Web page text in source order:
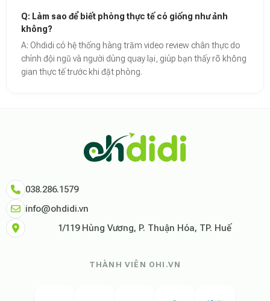
Q: Làm sao để biết phòng thực tế có giống như ảnh
không?
A: Ohdidi có hệ thống hàng trăm video review chân thực do
chính đội ngũ và người dùng quay lại, giúp bạn thấy rõ không
gian thực tế trước khi đặt phòng.
Ohdidi Facebook Official,
038.286.1579
info@ohdidi.vn
1/119 Hùng Vương, P. Thuận Hóa, TP. Huế
THÀNH VIÊN OHI.VN